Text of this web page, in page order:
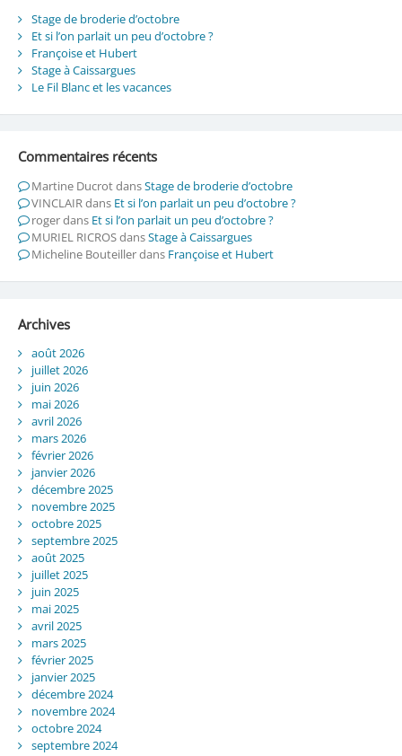
Stage de broderie d’octobre
Et si l’on parlait un peu d’octobre ?
Françoise et Hubert
Stage à Caissargues
Le Fil Blanc et les vacances
Commentaires récents
Martine DucrotdansStage de broderie d’octobre
VINCLAIRdans Et si l’on parlait un peu d’octobre ?
rogerdans Et si l’on parlait un peu d’octobre ?
MURIEL RICROSdansStage à Caissargues
Micheline Bouteillerdans Françoise et Hubert
Archives
août 2026
juillet 2026
juin 2026
mai 2026
avril 2026
mars 2026
février 2026
janvier 2026
décembre 2025
novembre 2025
octobre 2025
septembre 2025
août 2025
juillet 2025
juin 2025
mai 2025
avril 2025
mars 2025
février 2025
janvier 2025
décembre 2024
novembre 2024
octobre 2024
septembre 2024